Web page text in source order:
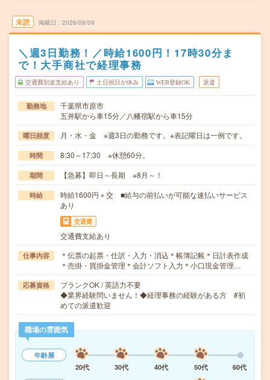
未読 掲載日 2026/08/09
＼週3日勤務！／時給1600円！17時30分ま
で！大手商社で経理事務
交通費別途支給あり 土日祝日が休み WEB登録OK 派遣
勤務地
千葉県市原市
五井駅から車15分／八幡宿駅から車15分
曜日頻度 月・水・金 ※週3日の勤務です。※表記曜日は一例です。
時間 8:30～17:30 ※休憩60分。
期間 【急募】即日～長期 ※8月～！
時給
時給1600円＋交 ■給与の前払いが可能な速払いサービス
あり
交通費
交通費支給あり
仕事内容
＊伝票の起票・仕訳・入力・消込＊帳簿記帳＊日計表作成
＊売掛・買掛金管理＊会計ソフト入力＊小口現金管理…
応募資格
ブランクOK / 英語力不要
◆業界経験問いません！◆経理事務の経験がある方 #初
めての派遣歓迎
職場の雰囲気
年齢層
20代
30代 40代 50代
60代